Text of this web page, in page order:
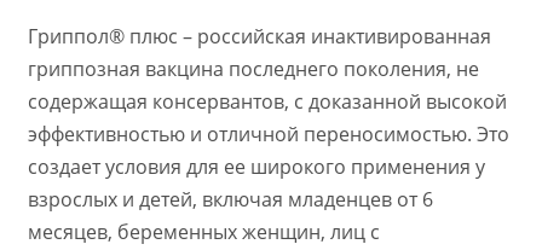
Гриппол® плюс – российская инактивированная
гриппозная вакцина последнего поколения, не
содержащая консервантов, с доказанной высокой
эффективностью и отличной переносимостью. Это
создает условия для ее широкого применения у
взрослых и детей, включая младенцев от 6
месяцев, беременных женщин, лиц с